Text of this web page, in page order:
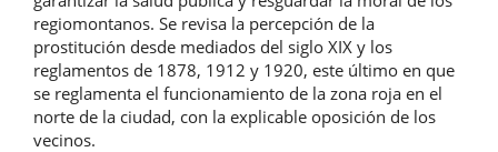
regiomontanos. Se revisa la percepción de la
prostitución desde mediados del siglo XIX y los
reglamentos de 1878, 1912 y 1920, este último en que
se reglamenta el funcionamiento de la zona roja en el
norte de la ciudad, con la explicable oposición de los
vecinos.